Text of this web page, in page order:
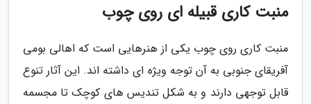
منبت کاری قبیله ای روی چوب
منبت کاری روی چوب یکی از هنرهایی است که اهالی بومی
آفریقای جنوبی به آن توجه ویژه ای داشته اند. این آثار تنوع
قابل توجهی دارند و به شکل تندیس های کوچک تا مجسمه